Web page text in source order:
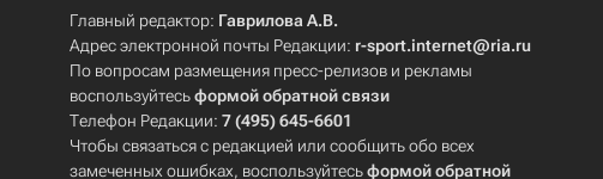
Главный редактор: Гаврилова А.В.
Адрес электронной почты Редакции: r-sport.internet@ria.ru
По вопросам размещения пресс-релизов и рекламы
воспользуйтесьформой обратной связи
Телефон Редакции:7 (495) 645-6601
Чтобы связаться с редакцией или сообщить обо всех
замеченных ошибках, воспользуйтесьформой обратной